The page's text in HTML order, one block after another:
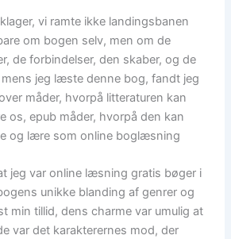
vi ramte ikke landingsbanen
om bogen selv, men om de
de forbindelser, den skaber, og de
mens jeg læste denne bog, fandt jeg
måder, hvorpå litteraturen kan
os, epub måder, hvorpå den kan
og lære som online boglæsning
jeg var online læsning gratis bøger i
unikke blanding af genrer og
min tillid, dens charme var umulig at
var det karakterernes mod, der